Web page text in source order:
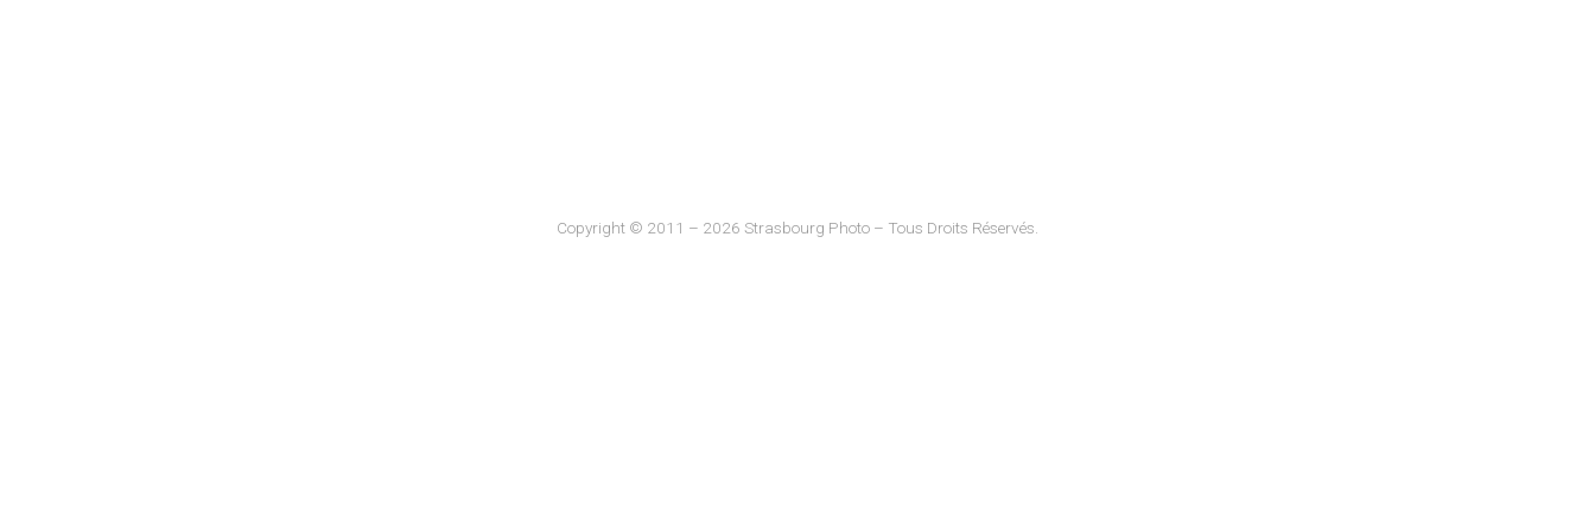
Copyright © 2011 – 2026 Strasbourg Photo – Tous Droits Réservés.